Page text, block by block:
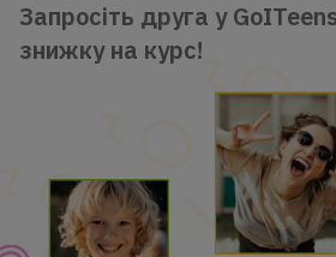
Запросіть друга у
знижку на курс!